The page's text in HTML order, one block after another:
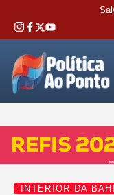
INTERIOR DA